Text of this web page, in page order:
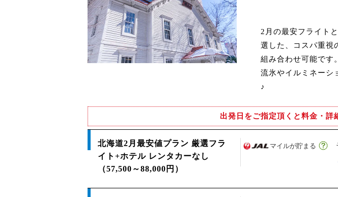
2月の最安フライト
選した、コスパ重視
組み合わせ可能です。
流氷やイルミネーシ
♪
出発日をご指定頂くと料金・詳
北海道2月最安値プラン 厳選フラ
イト+ホテル レンタカーなし
（57,500～88,000円）
マイルが貯まる